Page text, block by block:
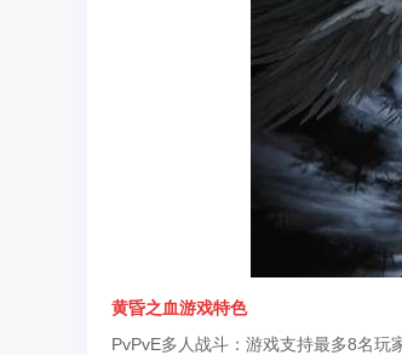
黄昏之血游戏特色
PvPvE多人战斗：游戏支持最多8名玩